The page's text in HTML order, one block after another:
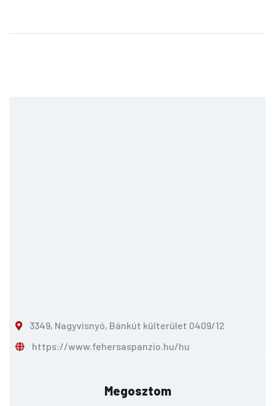
3349, Nagyvisnyó, Bánkút külterület 0409/12
https://www.fehersaspanzio.hu/hu
Megosztom